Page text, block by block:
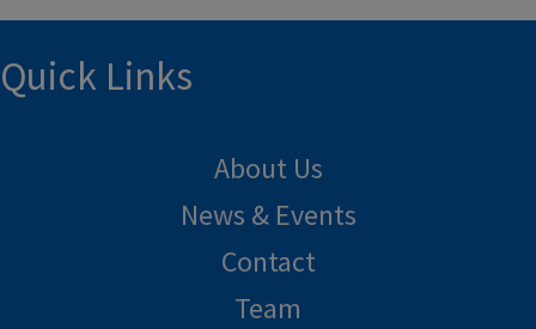
Quick Links
About Us
News & Events
Contact
Team